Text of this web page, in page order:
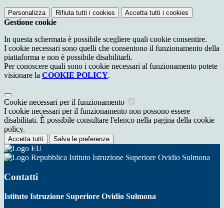
Personalizza Rifiuta tutti i cookies Accetta tutti i cookies
Gestione cookie
In questa schermata è possibile scegliere quali cookie consentire.
I cookie necessari sono quelli che consentono il funzionamento della
piattaforma e non è possibile disabilitarli.
Per conoscere quali sono i cookie necessari al funzionamento potete
visionare la COOKIE POLICY.
Cookie necessari per il funzionamento
I cookie necessari per il funzionamento non possono essere
disabilitati. È possibile consultare l'elenco nella pagina della cookie
policy.
Accetta tutti Salva le preferenze
Istituto Istruzione Superiore Ovidio Sulmona
Contatti
Istituto Istruzione Superiore Ovidio Sulmona